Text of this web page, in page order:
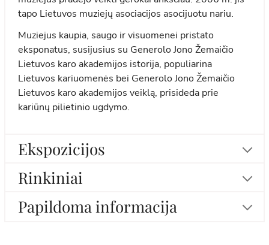
tapo Lietuvos muziejų asociacijos asocijuotu nariu.
Muziejus kaupia, saugo ir visuomenei pristato
eksponatus, susijusius su Generolo Jono Žemaičio
Lietuvos karo akademijos istorija, populiarina
Lietuvos kariuomenės bei Generolo Jono Žemaičio
Lietuvos karo akademijos veiklą, prisideda prie
kariūnų pilietinio ugdymo.
Ekspozicijos
Rinkiniai
Papildoma informacija